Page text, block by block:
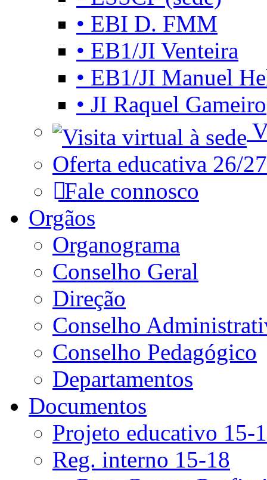
• EBI D. FMM
• EB1/JI Venteira
• EB1/JI Manuel
• JI Raquel Gameiro
Oferta educativa 26/27
Fale connosco
Orgãos
Organograma
Conselho Geral
Direção
Conselho
Conselho Pedagógico
Departamentos
Documentos
Projeto educativo 15-
Reg. interno 15-18